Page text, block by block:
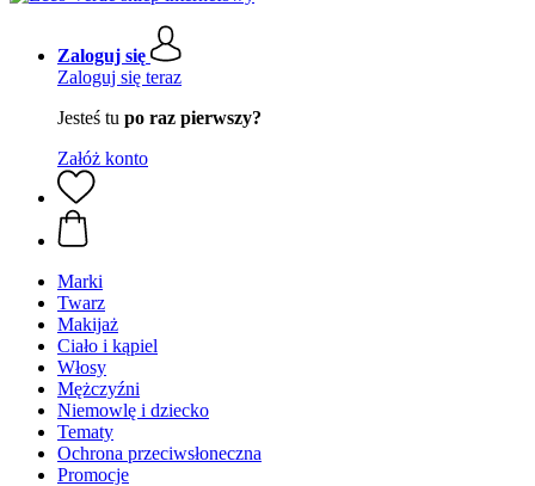
Zaloguj się
Zaloguj się teraz
Jesteś tu po raz pierwszy?
Załóż konto
Marki
Twarz
Makijaż
Ciało i kąpiel
Włosy
Mężczyźni
Niemowlę i dziecko
Tematy
Ochrona przeciwsłoneczna
Promocje